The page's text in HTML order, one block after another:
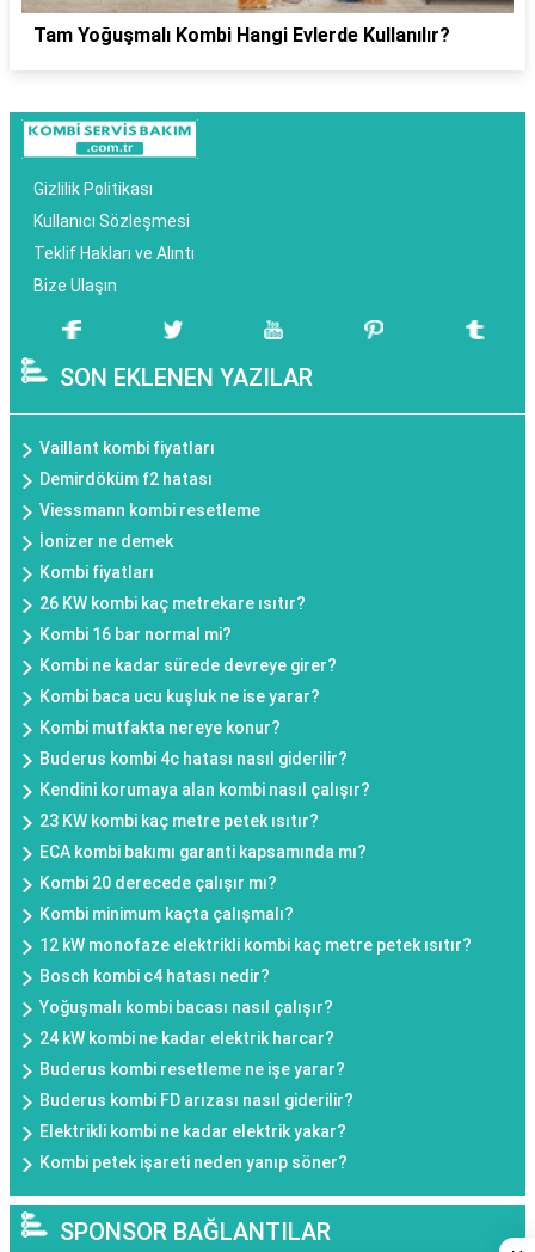
Tam Yoğuşmalı Kombi Hangi Evlerde Kullanılır?
Gizlilik Politikası
Kullanıcı Sözleşmesi
Teklif Hakları ve Alıntı
Bize Ulaşın
SON EKLENEN YAZILAR
Vaillant kombi fiyatları
Demirdöküm f2 hatası
Viessmann kombi resetleme
İonizer ne demek
Kombi fiyatları
26 KW kombi kaç metrekare ısıtır?
Kombi 16 bar normal mi?
Kombi ne kadar sürede devreye girer?
Kombi baca ucu kuşluk ne ise yarar?
Kombi mutfakta nereye konur?
Buderus kombi 4c hatası nasıl giderilir?
Kendini korumaya alan kombi nasıl çalışır?
23 KW kombi kaç metre petek ısıtır?
ECA kombi bakımı garanti kapsamında mı?
Kombi 20 derecede çalışır mı?
Kombi minimum kaçta çalışmalı?
12 kW monofaze elektrikli kombi kaç metre petek ısıtır?
Bosch kombi c4 hatası nedir?
Yoğuşmalı kombi bacası nasıl çalışır?
24 kW kombi ne kadar elektrik harcar?
Buderus kombi resetleme ne işe yarar?
Buderus kombi FD arızası nasıl giderilir?
Elektrikli kombi ne kadar elektrik yakar?
Kombi petek işareti neden yanıp söner?
SPONSOR BAĞLANTILAR